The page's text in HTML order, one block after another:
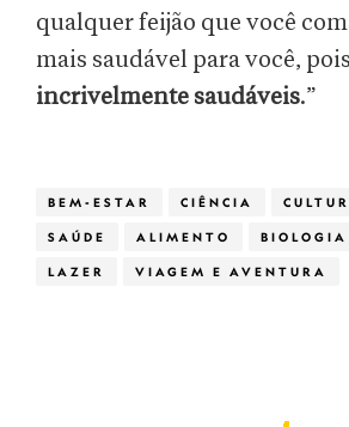
qualquer feijão que você
mais saudável para você, pois
incrivelmente saudáveis.”
BEM-ESTAR CIÊNCIA
SAÚDE ALIMENTO BIOLOGIA
LAZER VIAGEM E AVENTURA